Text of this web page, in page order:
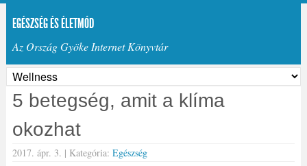
EGÉSZSÉG ÉS ÉLETMÓD
Az Ország Gyöke Internet Könyvtár
5 betegség, amit a klíma
okozhat
2017. ápr. 3. | Kategória: Egészség